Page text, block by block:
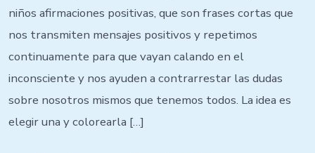
niños afirmaciones positivas, que son frases cortas que
nos transmiten mensajes positivos y repetimos
continuamente para que vayan calando en el
inconsciente y nos ayuden a contrarrestar las dudas
sobre nosotros mismos que tenemos todos. La idea es
elegir una y colorearla […]